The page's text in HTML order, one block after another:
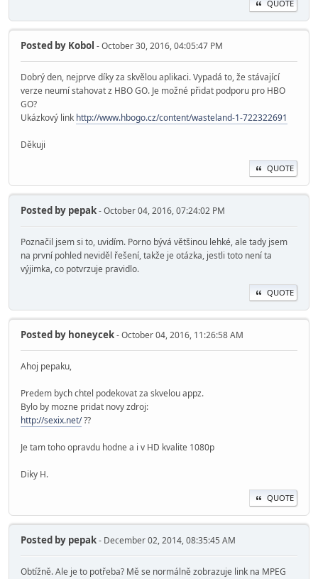
QUOTE
Posted by Kobol - October 30, 2016, 04:05:47 PM
Dobrý den, nejprve díky za skvělou aplikaci. Vypadá to, že stávající
verze neumí stahovat z HBO GO. Je možné přidat podporu pro HBO
GO?
Ukázkový link http://www.hbogo.cz/content/wasteland-1-722322691
Děkuji
QUOTE
Posted by pepak- October 04, 2016, 07:24:02 PM
Poznačil jsem si to, uvidím. Porno bývá většinou lehké, ale tady jsem
na první pohled neviděl řešení, takže je otázka, jestli toto není ta
výjimka, co potvrzuje pravidlo.
QUOTE
Posted by honeycek- October 04, 2016, 11:26:58 AM
Ahoj pepaku,
Predem bych chtel podekovat za skvelou appz.
Bylo by mozne pridat novy zdroj:
http://sexix.net/??
Je tam toho opravdu hodne a i v HD kvalite 1080p
Diky H.
QUOTE
Posted by pepak- December 02, 2014, 08:35:45 AM
Obtížně. Ale je to potřeba? Mě se normálně zobrazuje link na MPEG